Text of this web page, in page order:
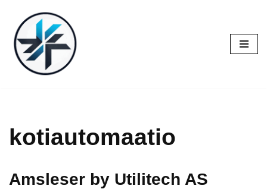
Siirry
suoraan
sisältöön
kotiautomaatio
Amsleser by Utilitech AS